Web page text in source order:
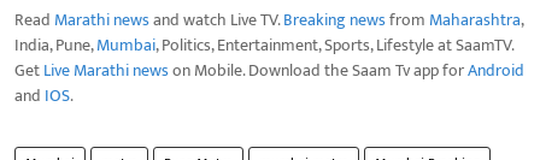
Read Marathi newsand watch Live TV.Breaking newsfrom Maharashtra,
India, Pune,Mumbai, Politics, Entertainment, Sports, Lifestyle at SaamTV.
GetLive Marathi newson Mobile. Download the Saam Tv app forAndroid
and IOS.